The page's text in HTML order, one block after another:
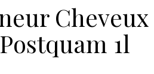
Cheveux
1l